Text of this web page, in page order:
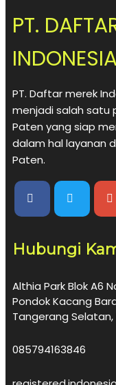
PT.
INDONESIA
PT. Daftar merek
menjadi salah satu
Paten yang siap
dalam hal layanan
Paten.
Hubungi
Althia Park Blok A6
Pondok Kacang
Tangerang Selatan,
085794163846